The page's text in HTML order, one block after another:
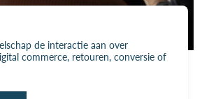
de interactie aan over
commerce, retouren, conversie of